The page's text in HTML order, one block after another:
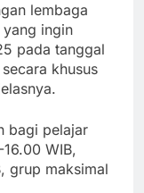
lembaga
yang ingin
pada tanggal
khusus
bagi pelajar
WIB,
grup maksimal